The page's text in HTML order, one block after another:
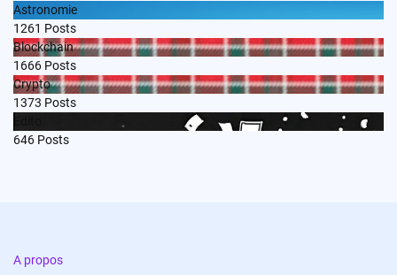
Astronomie
1261 Posts
Blockchain
1666 Posts
Crypto
1373 Posts
646 Posts
A propos